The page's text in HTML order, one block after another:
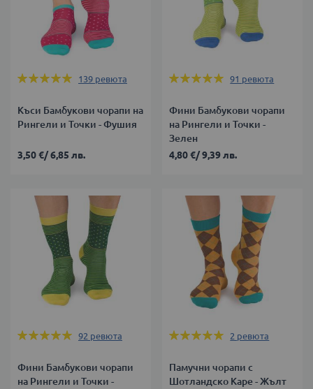
Оценка:
139 ревюта
Къси Бамбукови чорапи на
Рингели и Точки - Фушия
3,50 €/6,85 лв.
Оценка:
91 ревюта
Фини Бамбукови чорапи
на Рингели и Точки -
Зелен
4,80 €/9,39 лв.
Оценка:
92 ревюта
Фини Бамбукови чорапи
на Рингели и Точки -
Оценка:
2 ревюта
Памучни чорапи с
Шотландско Каре - Жълт